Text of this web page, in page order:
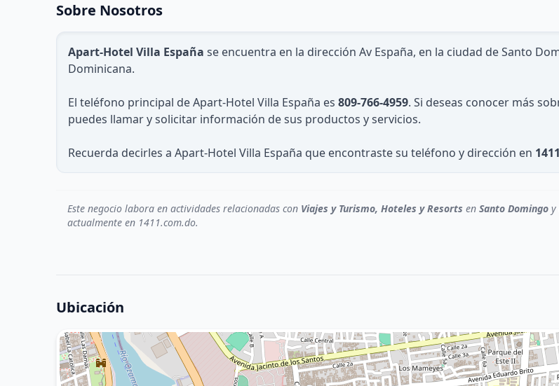
Sobre Nosotros
Apart-Hotel Villa España se encuentra en la dirección Av España, en la ciudad de Santo
Dominicana.
El teléfono principal de Apart-Hotel Villa España es 809-766-4959. Si deseas conocer más
puedes llamar y solicitar información de sus productos y servicios.
Recuerda decirles a Apart-Hotel Villa España que encontraste su teléfono y dirección en
Este negocio labora en actividades relacionadas con Viajes y Turismo, Hoteles y Resorts en Santo Domingo y
actualmente en 1411.com.do.
Ubicación